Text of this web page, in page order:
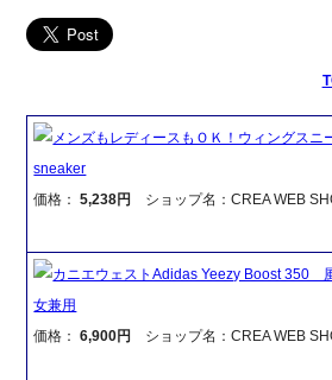
メンズもレディースもＯＫ！ウィングスニ
sneaker
価格：5,238円 ショップ名：CREA WEB
カニエウェストAdidas Yeezy Boost 350
女兼用
価格：6,900円 ショップ名：CREA WEB